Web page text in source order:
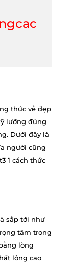
thức vẻ đẹp
lưỡng đúng
Dưới đây là
người cũng
1 cách thức
sắp tới như
tâm trong
lòng
lỏng cao